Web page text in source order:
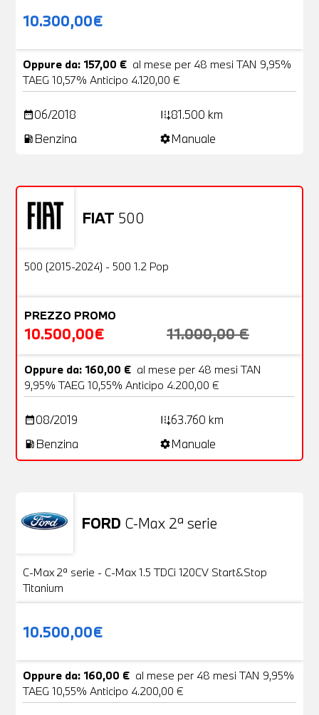
10.300,00€
Oppure da: 157,00 € al mese per 48 mesi TAN 9,95%
TAEG 10,57% Anticipo 4.120,00 €
date_range06/2018 add_road81.500 km
local_gas_station Benzina settingsManuale
FIAT 500
OFFERTA
Usato
500 (2015-2024) - 500 1.2 Pop
PREZZO PROMO
10.500,00€ 11.000,00 €
Oppure da: 160,00 € al mese per 48 mesi TAN
9,95% TAEG 10,55% Anticipo 4.200,00 €
date_range08/2019 add_road63.760 km
local_gas_station Benzina settingsManuale
FORD C-Max 2ª serie
C-Max 2ª serie - C-Max 1.5 TDCi 120CV Start&Stop
Titanium
10.500,00€
Oppure da: 160,00 € al mese per 48 mesi TAN 9,95%
TAEG 10,55% Anticipo 4.200,00 €